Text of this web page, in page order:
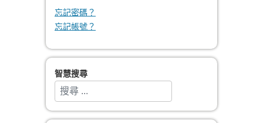
忘記密碼？
忘記帳號？
智慧搜尋
搜索